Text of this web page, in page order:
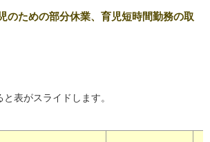
ための部分休業、育児短時間勤務の取
表がスライドします。